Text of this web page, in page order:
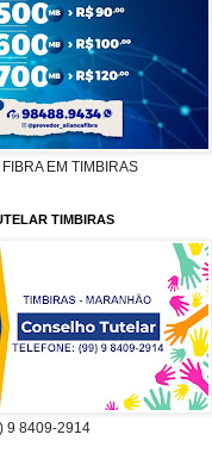
EM TIMBIRAS
TIMBIRAS
9 8409-2914